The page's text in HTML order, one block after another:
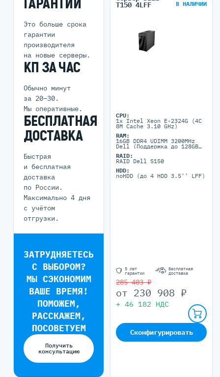
ГАРАНТИИ
Это больше срока
гарантии
производителя
на новые серверы.
КП ЗА ЧАС
Обычно минут
за 20–30.
Мы оперативные.
БЕСПЛАТНАЯ
ДОСТАВКА
Быстрая
и бесплатная
доставка
по России.
Максимально 4 дня
с учётом
отгрузки.
ЗАТРУДНЯЕТЕСЬ
С ВЫБОРОМ?
МЫ СЭКОНОМИМ
ВАШЕ ВРЕМЯ!
ПОМОЖЕМ,
РАССКАЖЕМ,
ПОСОВЕТУЕМ
Получить
консультацию
T150 4LFF
В НАЛИЧИИ
CPU:
1x Intel Xeon E-2324G (4C
8M Cache 3.10 GHz)
RAM:
16GB DDR4 UDIMM 3200MHz
Dell (Поддержка до 128GB
портов)
RAID:
RAID Dell S150
HDD:
noHDD (до 4 HDD 3.5'' LFF)
5 лет
гарантии
Бесплатная
доставка
285 403 ₽
от 230 908 ₽
+ 46 182 НДС
Сконфигурировать